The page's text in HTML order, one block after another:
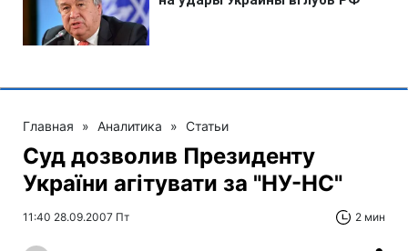
Главная » Аналитика » Статьи
Cуд дозволив Президенту
України агітувати за "НУ-НС"
11:40 28.09.2007 Пт 2 мин